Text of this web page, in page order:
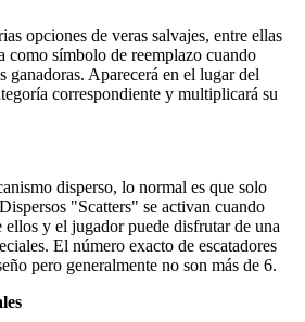
opciones de veras salvajes, entre ellas
como símbolo de reemplazo cuando
ganadoras. Aparecerá en el lugar del
correspondiente y multiplicará su
disperso, lo normal es que solo
"Scatters" se activan cuando
ellos y el jugador puede disfrutar de una
El número exacto de escatadores
pero generalmente no son más de 6.